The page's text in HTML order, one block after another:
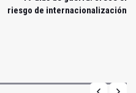
riesgo de internacionalización